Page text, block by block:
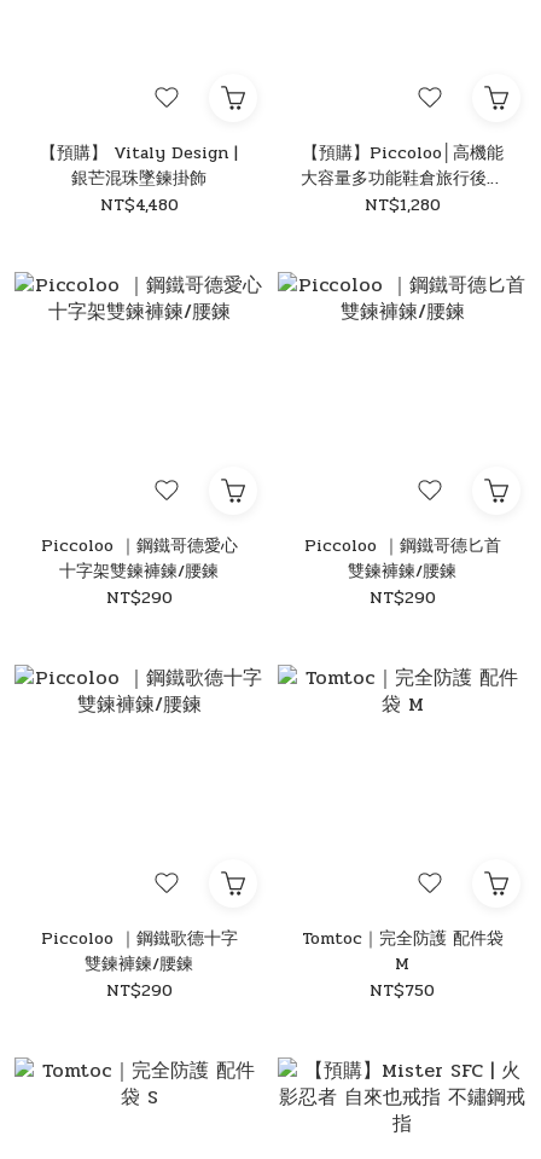
【預購】 Vitaly Design |
銀芒混珠墜鍊掛飾
NT$4,480
【預購】Piccoloo│高機能
大容量多功能鞋倉旅行後背
包 50L
NT$1,280
Piccoloo ｜鋼鐵哥德愛心
十字架雙鍊褲鍊/腰鍊
NT$290
Piccoloo ｜鋼鐵哥德匕首
雙鍊褲鍊/腰鍊
NT$290
Piccoloo ｜鋼鐵歌德十字
雙鍊褲鍊/腰鍊
NT$290
Tomtoc｜完全防護 配件袋
M
NT$750